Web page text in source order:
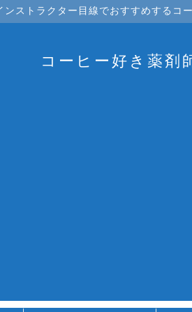
ンストラクター目線でおすすめするコ
コーヒー好き薬剤